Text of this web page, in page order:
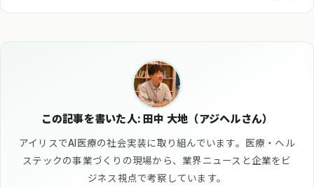
この記事を書いた人: 田中 大地（アジヘルさん）
アイリスでAI医療の社会実装に取り組んでいます。医療・ヘル
ステックの事業づくりの現場から、業界ニュースと企業をビ
ジネス視点で考察しています。